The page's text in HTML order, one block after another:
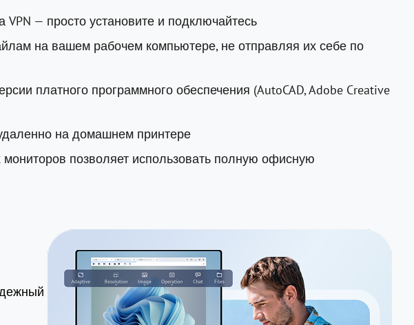
VPN — просто установите и подключайтесь
на вашем рабочем компьютере, не отправляя их себе по
платного программного обеспечения (AutoCAD, Adobe Creative
на домашнем принтере
позволяет использовать полную офисную